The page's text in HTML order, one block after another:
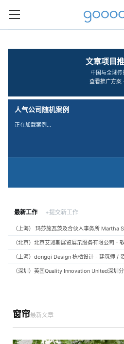
文章项目
中国与全球传
查看推广方
人气公司随机案例
正在加载案例…
最新工作 +提交新工作
（北京）北京艾派斯展览展示服务有限公司 -
窗帘最新文章